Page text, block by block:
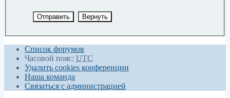
Список форумов
Часовой пояс: UTC
Удалить cookies конференции
Наша команда
Связаться с администрацией